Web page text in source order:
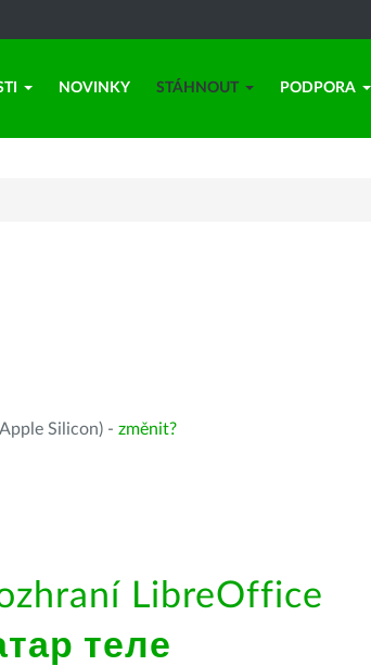
NOVINKY STÁHNOUT PODPORA
Silicon) - změnit?
LibreOffice
теле